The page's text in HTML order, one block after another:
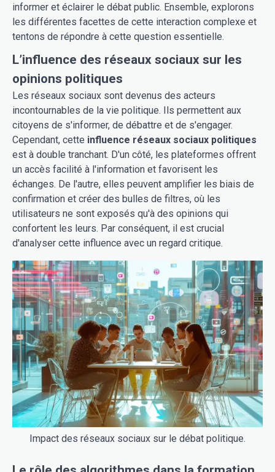
informer et éclairer le débat public. Ensemble, explorons
les différentes facettes de cette interaction complexe et
tentons de répondre à cette question essentielle.
L’influence des réseaux sociaux sur les
opinions politiques
Les réseaux sociaux sont devenus des acteurs
incontournables de la vie politique. Ils permettent aux
citoyens de s'informer, de débattre et de s'engager.
Cependant, cette influence réseaux sociaux politiques
est à double tranchant. D'un côté, les plateformes offrent
un accès facilité à l'information et favorisent les
échanges. De l'autre, elles peuvent amplifier les biais de
confirmation et créer des bulles de filtres, où les
utilisateurs ne sont exposés qu'à des opinions qui
confortent les leurs. Par conséquent, il est crucial
d'analyser cette influence avec un regard critique.
Impact des réseaux sociaux sur le débat politique.